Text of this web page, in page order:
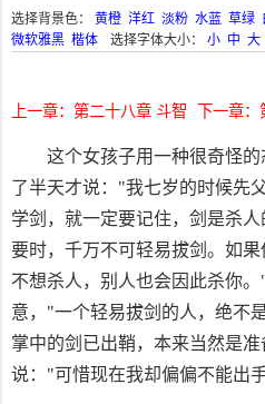
选择背景色： 黄橙 洋红 淡粉 水蓝 草绿
微软雅黑 楷体 选择字体大小： 小 中 大
上一章：第二十八章 斗智 下一章
这个女孩子用一种很奇怪
了半天才说："我七岁的时候先
学剑，就一定要记住，剑是杀
要时，千万不可轻易拔剑。如
不想杀人，别人也会因此杀你
意，"一个轻易拔剑的人，绝不
掌中的剑已出鞘，本来当然是
说："可惜现在我却偏偏不能出